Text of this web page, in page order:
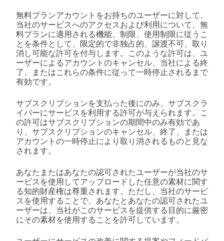
無料プランアカウントをお持ちのユーザーに対して、
当社のサービスへのアクセスおよび利用について、無
料プランに適用される機能、制限、使用制限に従うこ
とを条件として、限定的で非独占的、譲渡不可、取り
消し可能な許可を付与します。このような許可は、ユ
ーザーによるアカウントのキャンセル、当社による終
了、またはこれらの条件に従って一時停止されるまで
有効です。
サブスクリプションを支払った後にのみ、サブスクラ
イバーにサービスを利用する許可が与えられます。こ
の許可はサブスクリプションの期間中のみ有効であ
り、サブスクリプションのキャンセル、終了、または
アカウントの一時停止により取り消されるものと見な
されます。
あなたまたはあなたの認可されたユーザーが当社のサ
ービスを使用してアップロードした任意の素材に関す
る知的財産権は尊重されます。ただし、当社のサービ
スを使用することで、あなたとあなたの認可されたユ
ーザーは、当社がこのサービスを提供する目的に厳密
にその素材を使用することを許可しています。